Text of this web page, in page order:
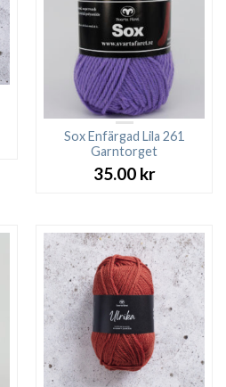
Sox Enfärgad Lila 261
Garntorget
35.00 kr